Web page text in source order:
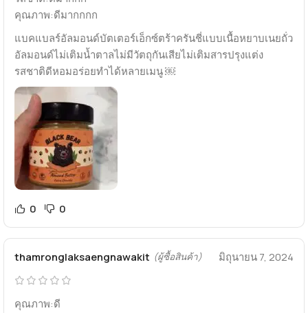
คุณภาพ:ดีมากกกก
แบคแบลร์อัลมอนด์บัตเตอร์เอ็กซ์ตร้าครันชี่แบบเนื้อหยาบเนยถั่ว
อัลมอนด์ไม่เติมน้ำตาลไม่มีวัตถุกันเสียไม่เติมสารปรุงแต่ง
รสชาติดีหอมอร่อยทำได้หลายเมนู ￼
0 0
thamronglaksaengnawakit (ผู้ซื้อสินค้า) มิถุนายน 7, 2024
คุณภาพ:ดี